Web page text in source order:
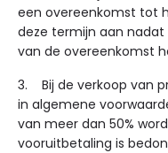
een overeenkomst tot
deze termijn aan
van de overeenkomst
3. Bij de verkoop van
in algemene
van meer dan 50%
vooruitbetaling is